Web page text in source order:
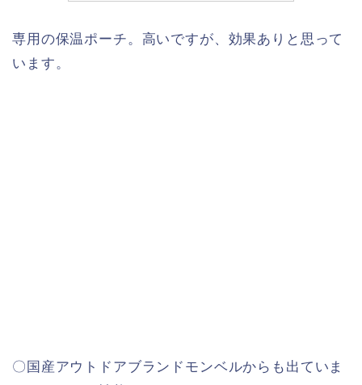
専用の保温ポーチ。高いですが、効果ありと思って
います。
〇国産アウトドアブランドモンベルからも出ていま